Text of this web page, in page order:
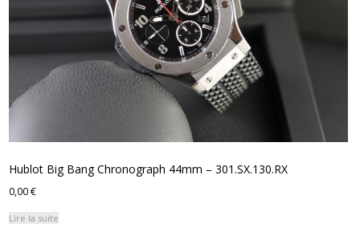
Hublot Big Bang Chronograph 44mm – 301.SX.130.RX
0,00€
Lire la suite